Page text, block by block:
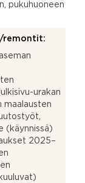
pukuhuoneen
remontit:
urakan
maalausten
(käynnissä)
2025–